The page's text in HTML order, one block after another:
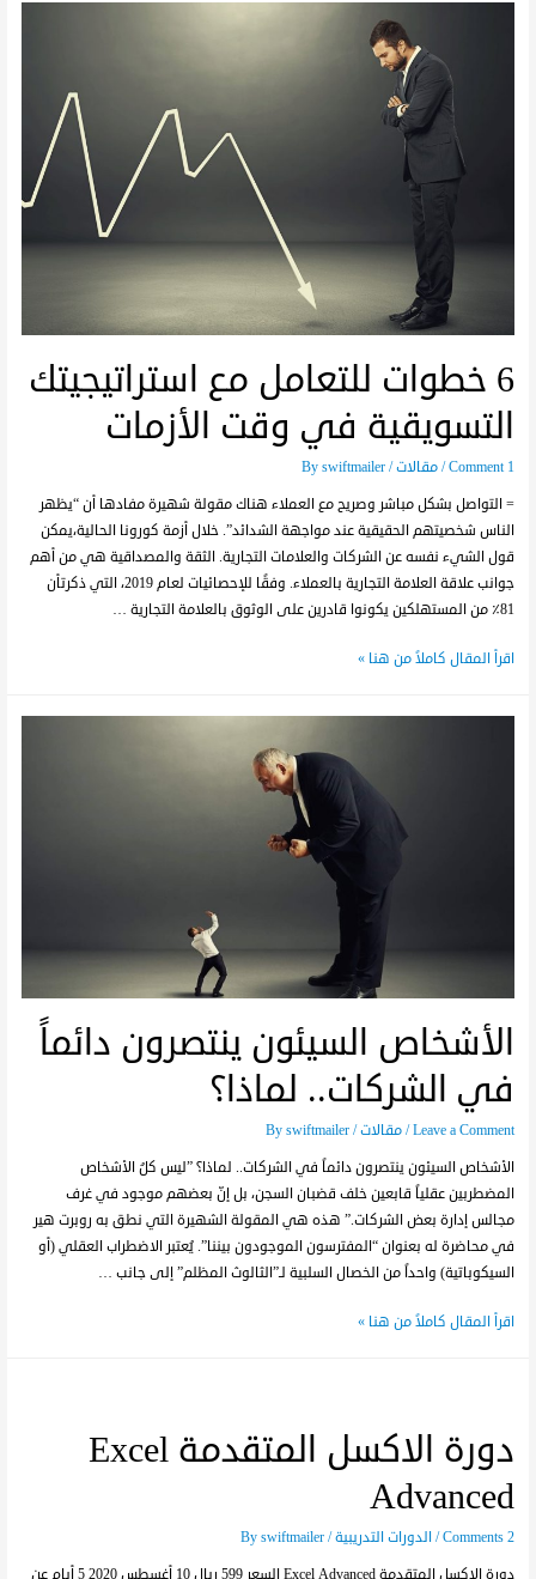
6 خطوات للتعامل مع استراتيجيتك
التسويقية في وقت الأزمات
1 Comment
/مقالات/ By
swiftmailer
= التواصل بشكل مباشر وصريح مع العملاء هناك مقولة شهيرة مفادها أن “يظهر
الناس شخصيتهم الحقيقية عند مواجهة الشدائد”. خلال أزمة كورونا الحالية،يمكن
قول الشيء نفسه عن الشركات والعلامات التجارية. الثقة والمصداقية هي من أهم
جوانب علاقة العلامة التجارية بالعملاء. وفقًا للإحصائيات لعام 2019، التي ذكرتأن
81٪ من المستهلكين يكونوا قادرين على الوثوق بالعلامة التجارية …
اقرأ المقال كاملاً من هنا »
الأشخاص السيئون ينتصرون دائماً
في الشركات.. لماذا؟
Leave a Comment
/مقالات/ By
swiftmailer
الأشخاص السيئون ينتصرون دائماً في الشركات.. لماذا؟ ”ليس كلُ الأشخاص
المضطربين عقلياً قابعين خلف قضبان السجن، بل إنّ بعضهم موجود في غرف
مجالس إدارة بعض الشركات.” هذه هي المقولة الشهيرة التي نطق به روبرت هير
في محاضرة له بعنوان “المفترسون الموجودون بيننا”. يُعتبر الاضطراب العقلي (أو
السيكوباتية) واحداً من الخصال السلبية لـ”الثالوث المظلم” إلى جانب …
اقرأ المقال كاملاً من هنا »
دورة الاكسل المتقدمة Excel
Advanced
2 Comments
/الدورات التدريبية/ By
swiftmailer
دورة الاكسل المتقدمة Excel Advanced السعر 599 ريال 10 أغسطس 2020 5 أيام عن